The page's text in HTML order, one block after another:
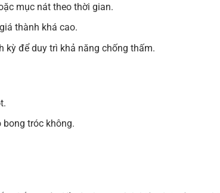
mục nát theo thời gian.
thành khá cao.
kỳ để duy trì khả năng chống thấm.
bong tróc không.